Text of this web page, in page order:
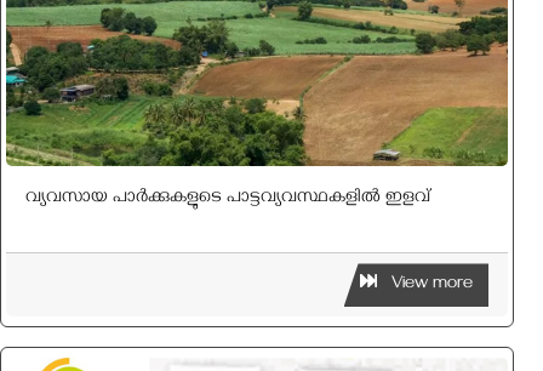
വ്യവസായ പാര്‍ക്കുകളുടെ പാട്ടവ്യവസ്ഥകളില്‍ ഇളവ്
View more